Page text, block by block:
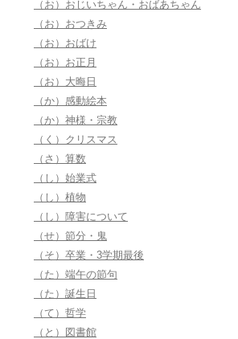
（お）おじいちゃん・おばあちゃん
（お）おつきみ
（お）おばけ
（お）お正月
（お）大晦日
（か）感動絵本
（か）神様・宗教
（く）クリスマス
（さ）算数
（し）始業式
（し）植物
（し）障害について
（せ）節分・鬼
（そ）卒業・3学期最後
（た）端午の節句
（た）誕生日
（て）哲学
（と）図書館